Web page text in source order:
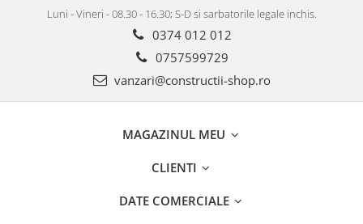
Luni - Vineri - 08.30 - 16.30; S-D si sarbatorile legale inchis.
0374 012 012
0757599729
vanzari@constructii-shop.ro
MAGAZINUL MEU
CLIENTI
DATE COMERCIALE